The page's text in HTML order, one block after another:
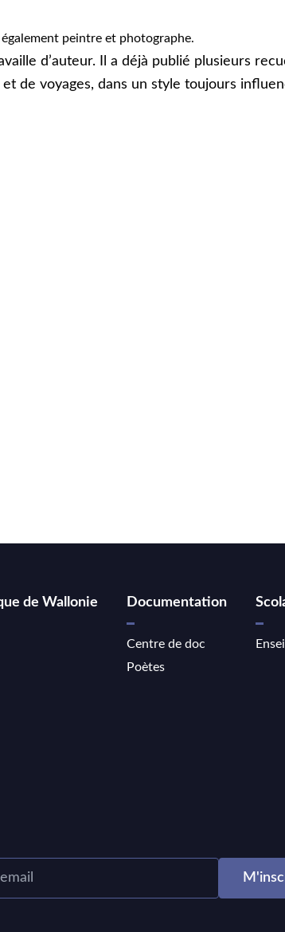
peintre et photographe.
d’auteur. Il a déjà publié plusieurs
de voyages, dans un style toujours
de Wallonie Documentation
Centre de doc
Poètes